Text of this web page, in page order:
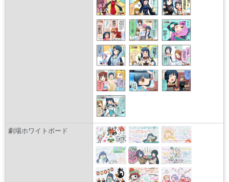
劇場ホワイトボード